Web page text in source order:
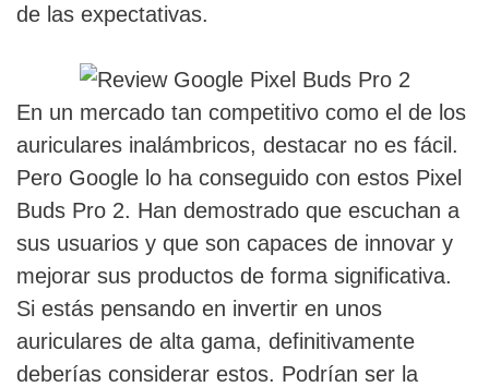
de las expectativas.
En un mercado tan competitivo como el de los
auriculares inalámbricos, destacar no es fácil.
Pero Google lo ha conseguido con estos Pixel
Buds Pro 2. Han demostrado que escuchan a
sus usuarios y que son capaces de innovar y
mejorar sus productos de forma significativa.
Si estás pensando en invertir en unos
auriculares de alta gama, definitivamente
deberías considerar estos. Podrían ser la